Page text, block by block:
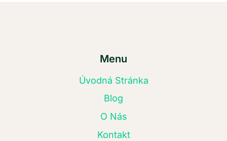
Menu
Úvodná Stránka
Blog
O Nás
Kontakt